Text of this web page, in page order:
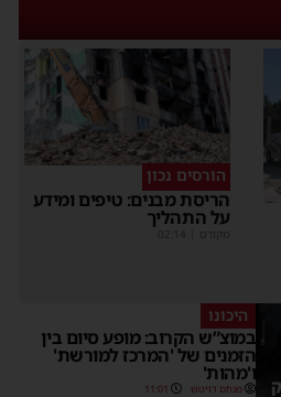
הורסים נכון
הריסת מבנים: טיפים ומידע
על התהליך
מקודם
היכונו
במוצ”ש הקרוב: מופע סיום בין
הזמנים של 'המרכז למורשת'
ו'מהות'
מנחם דויטש 11:01